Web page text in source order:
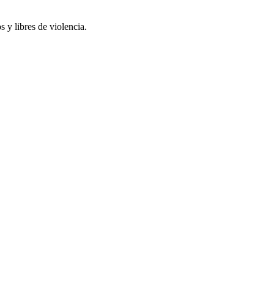
y libres de violencia.